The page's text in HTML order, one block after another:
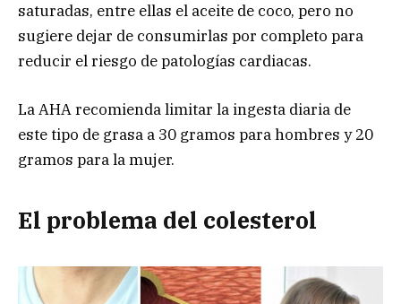
saturadas, entre ellas el aceite de coco, pero no
sugiere dejar de consumirlas por completo para
reducir el riesgo de patologías cardiacas.
La AHA recomienda limitar la ingesta diaria de
este tipo de grasa a 30 gramos para hombres y 20
gramos para la mujer.
El problema del colesterol